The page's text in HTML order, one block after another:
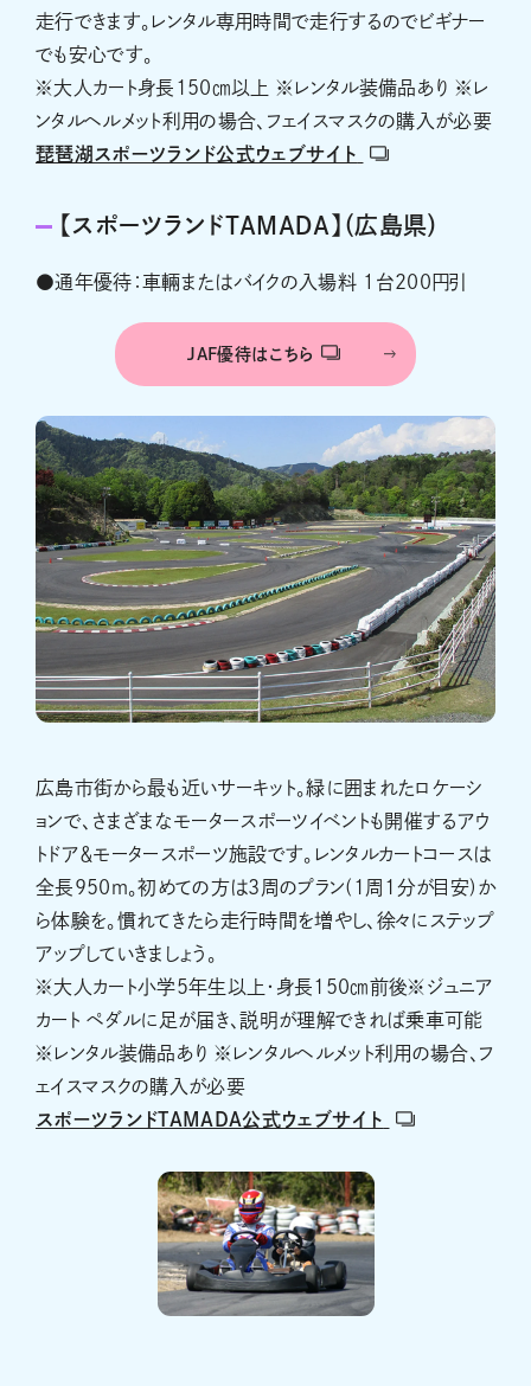
走行できます。レンタル専用時間で走行するのでビギナー
でも安心です。
※大人カート身長150㎝以上 ※レンタル装備品あり ※レ
ンタルヘルメット利用の場合、フェイスマスクの購入が必要
琵琶湖スポーツランド公式ウェブサイト
【スポーツランドＴＡＭＡＤＡ】（広島県）
●通年優待：車輛またはバイクの入場料 １台200円引
JAF優待はこちら
広島市街から最も近いサーキット。緑に囲まれたロケーシ
ョンで、さまざまなモータースポーツイベントも開催するアウ
トドア＆モータースポーツ施設です。レンタルカートコースは
全長950ｍ。初めての方は３周のプラン(1周1分が目安)か
ら体験を。慣れてきたら走行時間を増やし、徐々にステップ
アップしていきましょう。
※大人カート小学５年生以上・身長150㎝前後※ジュニア
カート ペダルに足が届き、説明が理解できれば乗車可能
※レンタル装備品あり ※レンタルヘルメット利用の場合、フ
ェイスマスクの購入が必要
スポーツランドTAMADA公式ウェブサイト